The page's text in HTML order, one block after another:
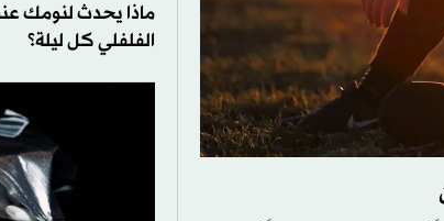
ماذا يحدث لنومك
الفلفلي كل ليلة؟